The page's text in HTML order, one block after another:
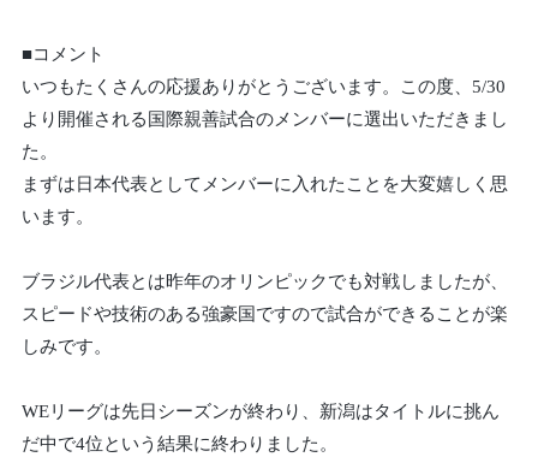
■コメント
いつもたくさんの応援ありがとうございます。この度、5/30
より開催される国際親善試合のメンバーに選出いただきまし
た。
まずは日本代表としてメンバーに入れたことを大変嬉しく思
います。
ブラジル代表とは昨年のオリンピックでも対戦しましたが、
スピードや技術のある強豪国ですので試合ができることが楽
しみです。
WEリーグは先日シーズンが終わり、新潟はタイトルに挑ん
だ中で4位という結果に終わりました。